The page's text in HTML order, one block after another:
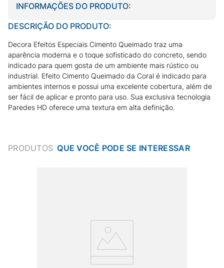
INFORMAÇÕES DO PRODUTO:
DESCRIÇÃO DO PRODUTO:
Decora Efeitos Especiais Cimento Queimado traz uma
aparência moderna e o toque sofisticado do concreto, sendo
indicado para quem gosta de um ambiente mais rústico ou
industrial. Efeito Cimento Queimado da Coral é indicado para
ambientes internos e possui uma excelente cobertura, além de
ser fácil de aplicar e pronto para uso. Sua exclusiva tecnologia
Paredes HD oferece uma textura em alta definição.
PRODUTOS